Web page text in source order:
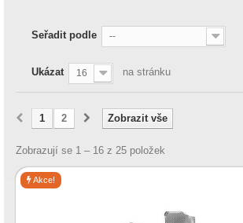
Seřadit podle --
Ukázat 16 na stránku
Zobrazit vše
1 2
Zobrazují se 1 – 16 z 25 položek
Akce!